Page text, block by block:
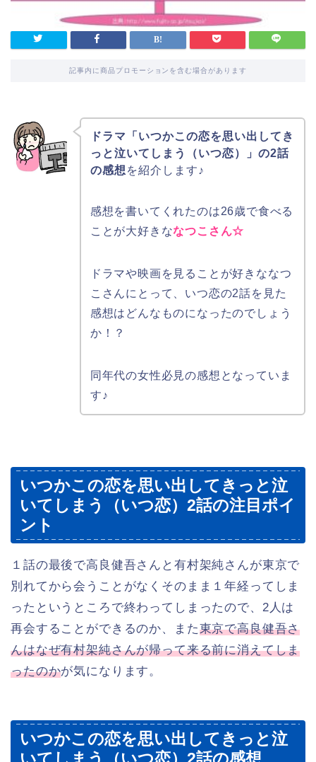
記事内に商品プロモーションを含む場合があります
ドラマ「いつかこの恋を思い出してき
っと泣いてしまう（いつ恋）」の2話
の感想 を紹介します♪
感想を書いてくれたのは26歳で食べる
ことが大好きななつこさん☆
ドラマや映画を見ることが好きななつ
こさんにとって、いつ恋の2話を見た
感想はどんなものになったのでしょう
か！？
同年代の女性必見の感想となっていま
す♪
いつかこの恋を思い出してきっと泣
いてしまう（いつ恋）2話の注目ポイ
ント
１話の最後で高良健吾さんと有村架純さんが東京で
別れてから会うことがなくそのまま１年経ってしま
ったというところで終わってしまったので、2人は
再会することができるのか、また東京で高良健吾さ
んはなぜ有村架純さんが帰って来る前に消えてしま
ったのかが気になります。
いつかこの恋を思い出してきっと泣